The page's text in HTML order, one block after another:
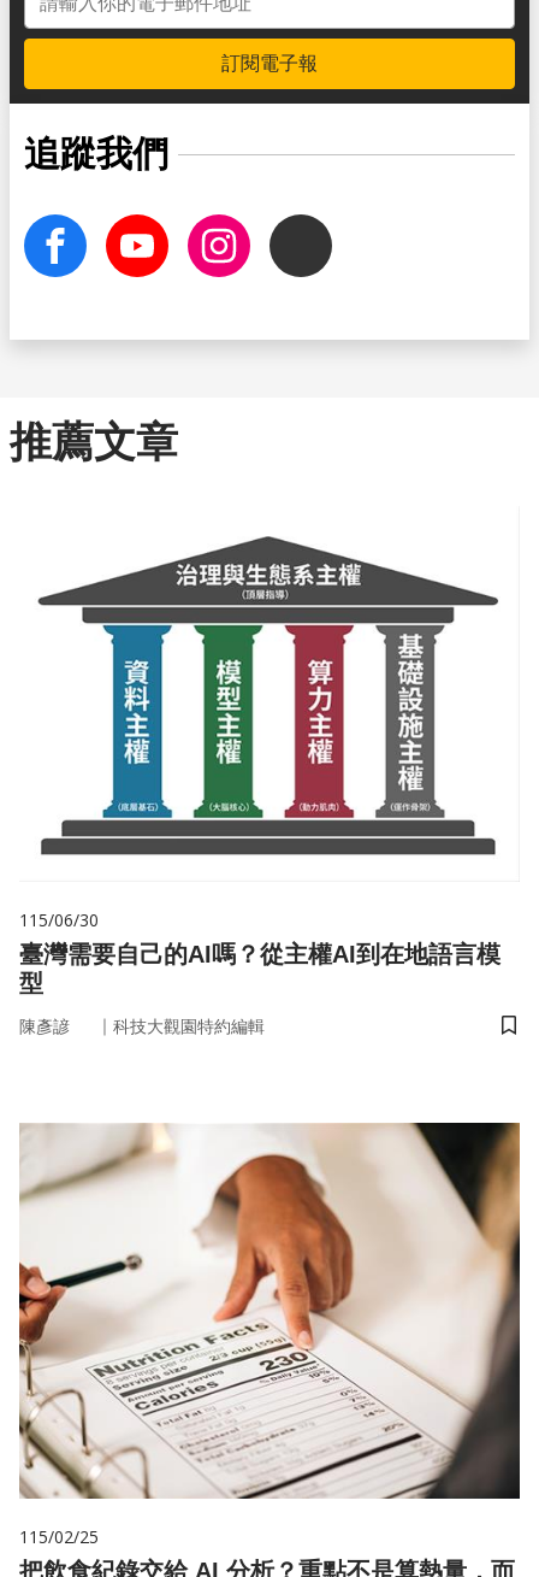
訂閱電子報
追蹤我們
facebook Youtube InstagramThreads
推薦文章
115/06/30
臺灣需要自己的AI嗎？從主權AI到在地語言模
型
陳彥諺 ｜ 科技大觀園特約編輯
儲
115/02/25
把飲食紀錄交給 AI 分析？重點不是算熱量，而